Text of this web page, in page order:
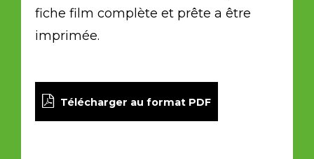
fiche film complète et prête a être
imprimée.
Télécharger au format PDF